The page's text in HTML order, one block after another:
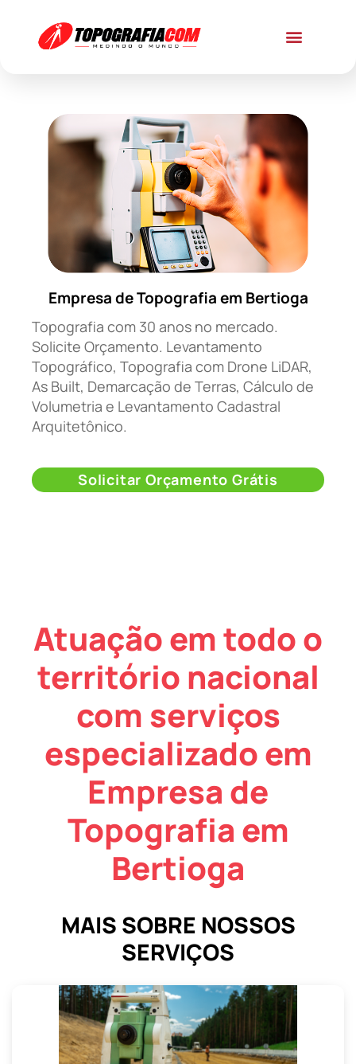
Empresa de Topografia em Bertioga
Topografia com 30 anos no mercado.
Solicite Orçamento. Levantamento
Topográfico, Topografia com Drone LiDAR,
As Built, Demarcação de Terras, Cálculo de
Volumetria e Levantamento Cadastral
Arquitetônico.
Solicitar Orçamento Grátis
Atuação em todo o
território nacional
com serviços
especializado em
Empresa de
Topografia em
Bertioga
MAIS SOBRE NOSSOS
SERVIÇOS